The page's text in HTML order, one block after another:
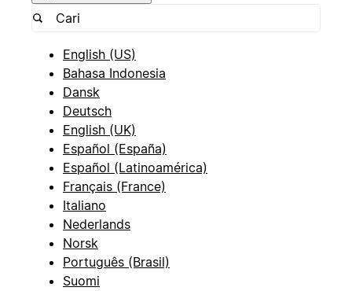
English (US)
Bahasa Indonesia
Dansk
Deutsch
English (UK)
Español (España)
Español (Latinoamérica)
Français (France)
Italiano
Nederlands
Norsk
Português (Brasil)
Suomi